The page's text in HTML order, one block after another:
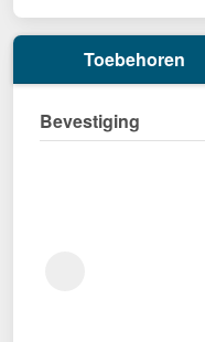
Toebehoren
Bevestiging